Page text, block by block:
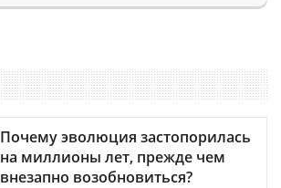
Почему эволюция застопорилась
на миллионы лет, прежде чем
внезапно возобновиться?